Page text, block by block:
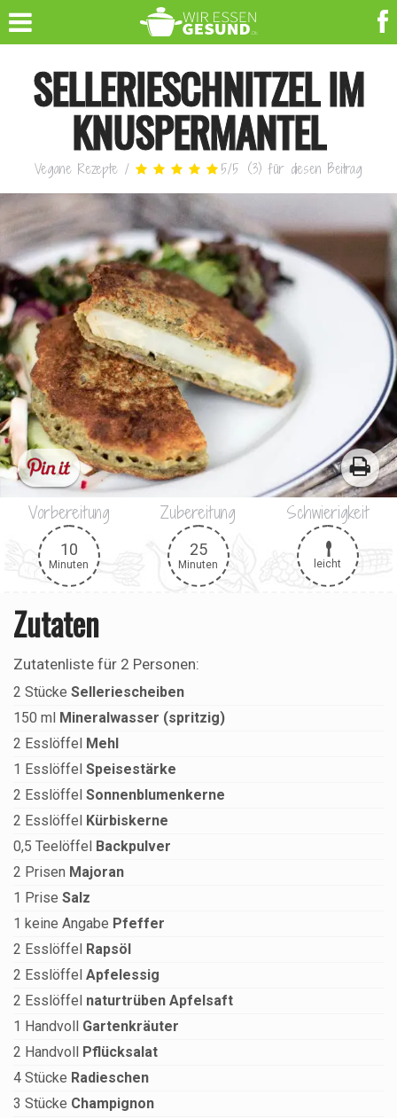
SELLERIESCHNITZEL IM
KNUSPERMANTEL
Vegane Rezepte / 5/5 (3) für diesen Beitrag
Vorbereitung
10
Minuten
Zubereitung
25
Minuten
Schwierigkeit
leicht
Zutaten
Zutatenliste für 2 Personen:
2 Stücke Selleriescheiben
150 ml Mineralwasser (spritzig)
2 Esslöffel Mehl
1 Esslöffel Speisestärke
2 Esslöffel Sonnenblumenkerne
2 Esslöffel Kürbiskerne
0,5 Teelöffel Backpulver
2 Prisen Majoran
1 Prise Salz
1 keine Angabe Pfeffer
2 Esslöffel Rapsöl
2 Esslöffel Apfelessig
2 Esslöffel naturtrüben Apfelsaft
1 Handvoll Gartenkräuter
2 Handvoll Pflücksalat
4 Stücke Radieschen
3 Stücke Champignon